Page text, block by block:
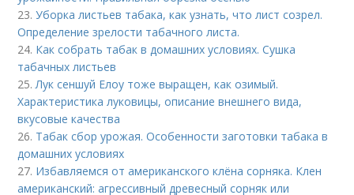
23.Уборка листьев табака, как узнать, что лист созрел.
Определение зрелости табачного листа.
24. Как собрать табак в домашних условиях. Сушка
табачных листьев
25.Лук сеншуй Елоу тоже выращен, как озимый.
Характеристика луковицы, описание внешнего вида,
вкусовые качества
26. Табак сбор урожая. Особенности заготовки табака в
домашних условиях
27. Избавляемся от американского клёна сорняка. Клен
американский: агрессивный древесный сорняк или